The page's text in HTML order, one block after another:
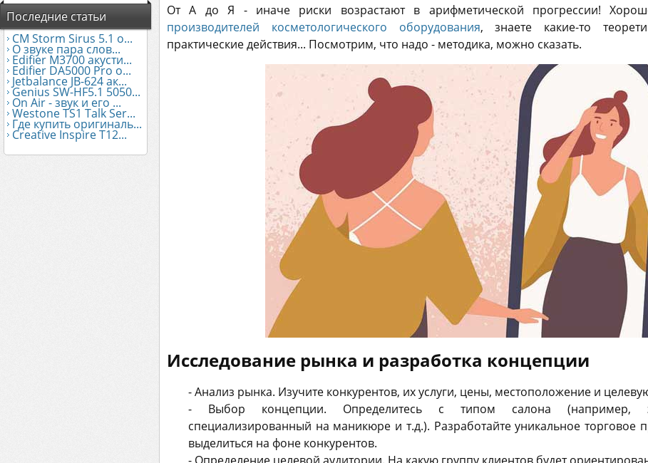
Последние статьи
CM Storm Sirus 5.1 о...
О звуке пара слов...
Edifier М3700 акусти...
Edifier DA5000 Pro о...
Jetbalance JB-624 ак...
Genius SW-HF5.1 5050...
On Air - звук и его ...
Westone TS1 Talk Ser...
Где купить оригиналь...
Creative Inspire T12...
От А до Я - иначе риски возрастают в арифметической прогрессии!
производителей косметологического оборудования, знаете какие-то
практические действия... Посмотрим, что надо - методика, можно сказать.
Исследование рынка и разработка концепции
- Анализ рынка. Изучите конкурентов, их услуги, цены, местоположение и
- Выбор концепции. Определитесь с типом салона (например,
специализированный на маникюре и т.д.). Разработайте уникальное торговое
выделиться на фоне конкурентов.